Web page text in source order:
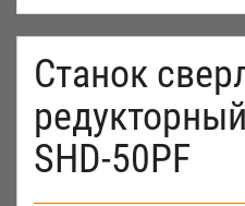
Станок
SHD-50PF